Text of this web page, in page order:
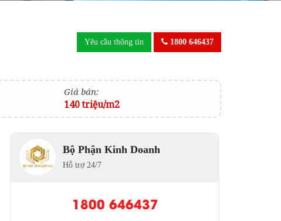
Yêu cầu thông tin 1800 646437
Giá bán:
140 triệu/m2
Bộ Phận Kinh Doanh
Hỗ trợ 24/7
1800 646437